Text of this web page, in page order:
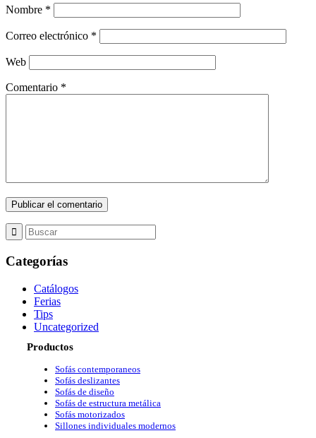
Nombre *
Correo electrónico *
Web
Comentario *
Categorías
Catálogos
Ferias
Tips
Uncategorized
Productos
Sofás contemporaneos
Sofás deslizantes
Sofás de diseño
Sofás de estructura metálica
Sofás motorizados
Sillones individuales modernos